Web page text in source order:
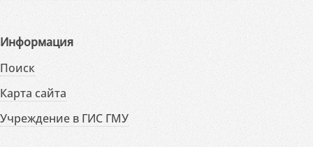
Информация
Поиск
Карта сайта
Учреждение в ГИС ГМУ